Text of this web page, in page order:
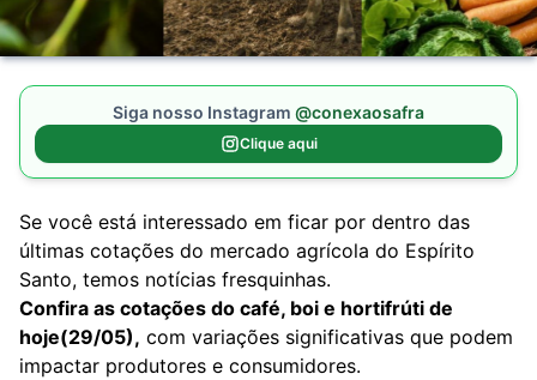
Siga nosso Instagram @conexaosafra
Clique aqui
Se você está interessado em ficar por dentro das
últimas cotações do mercado agrícola do Espírito
Santo, temos notícias fresquinhas.
Confira as cotações do café, boi e hortifrúti de
hoje(29/05), com variações significativas que podem
impactar produtores e consumidores.